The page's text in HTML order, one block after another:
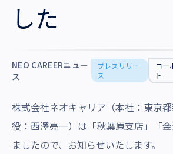
業務支援
拠点一覧
ニュース
採用情報
した
NEO CAREERニュー
ス
プレスリリー
ス
コー
ト
株式会社ネオキャリア（本社：東京
役：西澤亮一）は「秋葉原支店」「
ましたので、お知らせいたします。